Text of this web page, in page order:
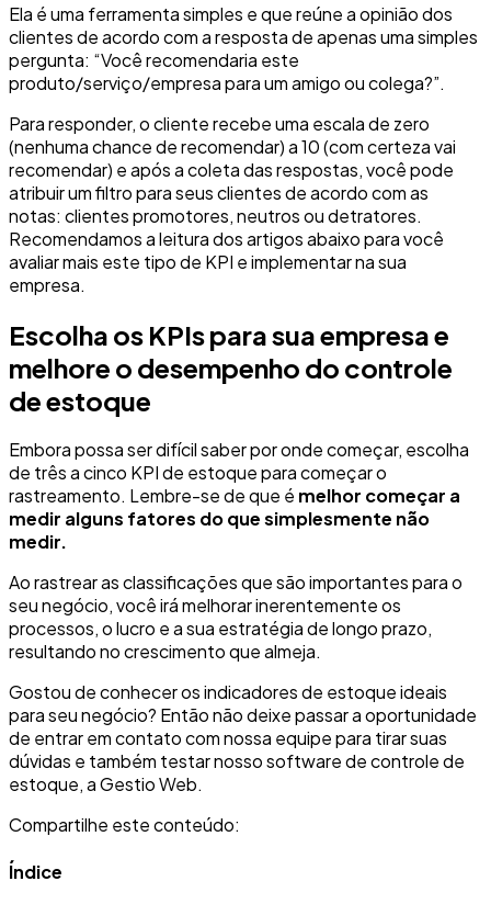
Ela é uma ferramenta simples e que reúne a opinião dos
clientes de acordo com a resposta de apenas uma simples
pergunta: “Você recomendaria este
produto/serviço/empresa para um amigo ou colega?”.
Para responder, o cliente recebe uma escala de zero
(nenhuma chance de recomendar) a 10 (com certeza vai
recomendar) e após a coleta das respostas, você pode
atribuir um filtro para seus clientes de acordo com as
notas: clientes promotores, neutros ou detratores.
Recomendamos a leitura dos artigos abaixo para você
avaliar mais este tipo de KPI e implementar na sua
empresa.
Escolha os KPIs para sua empresa e
melhore o desempenho do controle
de estoque
Embora possa ser difícil saber por onde começar, escolha
de três a cinco KPI de estoque para começar o
rastreamento. Lembre-se de que é melhor começar a
medir alguns fatores do que simplesmente não
medir.
Ao rastrear as classificações que são importantes para o
seu negócio, você irá melhorar inerentemente os
processos, o lucro e a sua estratégia de longo prazo,
resultando no crescimento que almeja.
Gostou de conhecer os indicadores de estoque ideais
para seu negócio? Então não deixe passar a oportunidade
de entrar em contato com nossa equipe para tirar suas
dúvidas e também testar nosso software de controle de
estoque, a Gestio Web.
Compartilhe este conteúdo:
Índice